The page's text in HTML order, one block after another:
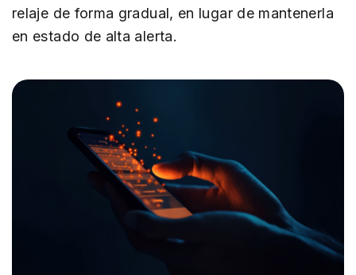
relaje de forma gradual, en lugar de mantenerla
en estado de alta alerta.